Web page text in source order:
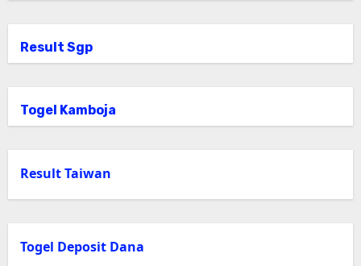
Result Sgp
Togel Kamboja
Result Taiwan
Togel Deposit Dana